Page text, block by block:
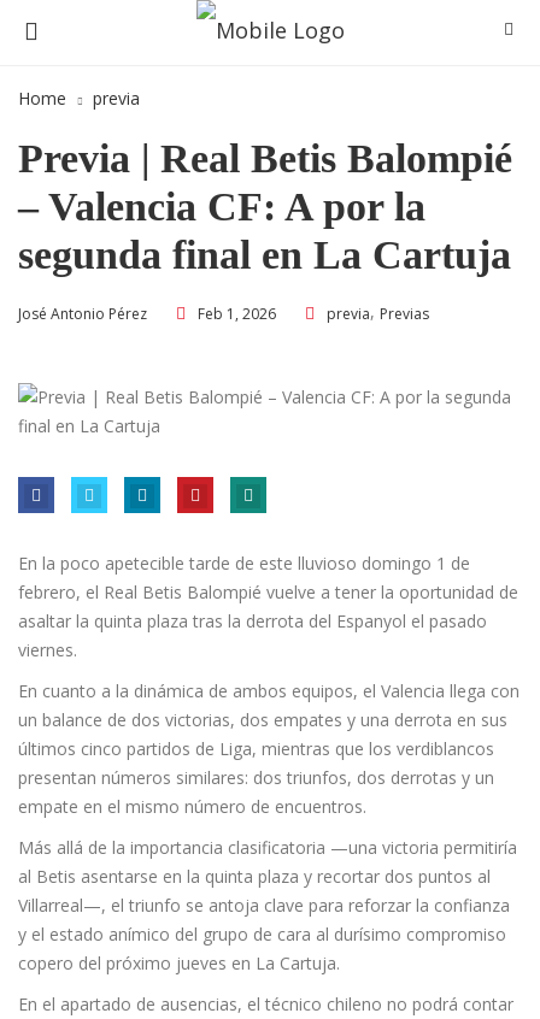
Home previa
Previa | Real Betis Balompié
– Valencia CF: A por la
segunda final en La Cartuja
José Antonio Pérez Feb 1, 2026 previa, Previas
En la poco apetecible tarde de este lluvioso domingo 1 de
febrero, el Real Betis Balompié vuelve a tener la oportunidad de
asaltar la quinta plaza tras la derrota del Espanyol el pasado
viernes.
En cuanto a la dinámica de ambos equipos, el Valencia llega con
un balance de dos victorias, dos empates y una derrota en sus
últimos cinco partidos de Liga, mientras que los verdiblancos
presentan números similares: dos triunfos, dos derrotas y un
empate en el mismo número de encuentros.
Más allá de la importancia clasificatoria —una victoria permitiría
al Betis asentarse en la quinta plaza y recortar dos puntos al
Villarreal—, el triunfo se antoja clave para reforzar la confianza
y el estado anímico del grupo de cara al durísimo compromiso
copero del próximo jueves en La Cartuja.
En el apartado de ausencias, el técnico chileno no podrá contar